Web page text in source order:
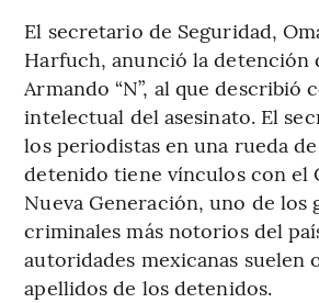
El secretario de Seguridad,
Harfuch, anunció la detención
Armando “N”, al que describió
intelectual del asesinato. El
los periodistas en una rueda
detenido tiene vínculos con el
Nueva Generación, uno de los
criminales más notorios del
autoridades mexicanas suelen
apellidos de los detenidos.